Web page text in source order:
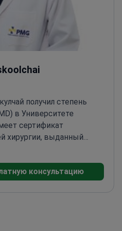
получил степень
в Университете
сертификат
хирургии, выданный
Пинклау
имеет сертификацию по
Его подготовка
консультацию